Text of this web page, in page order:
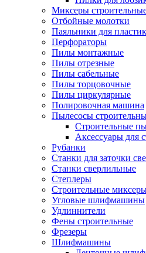
Миксеры
Отбойные молотки
Паяльники для
Перфораторы
Пилы монтажные
Пилы отрезные
Пилы сабельные
Пилы торцовочные
Пилы циркулярные
Полировочная машина
Пылесосы
Строительные
Аксессуары для
Рубанки
Станки для заточки
Станки сверлильные
Степлеры
Строительные
Угловые шлифмашины
Удлиннители
Фены строительные
Фрезеры
Шлифмашины